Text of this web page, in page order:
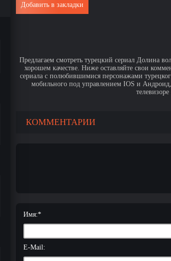
Добавить в закладки
Предлагаем смотреть турецкий сериал Долина
хорошем качестве. Ниже оставляйте свои
сериала с полюбившимися персонажами
мобильного под управлением IOS и
КОММЕНТАРИИ
Имя:*
E-Mail: